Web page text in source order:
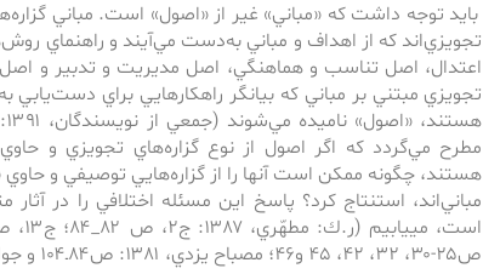
بايد توجه داشت‌ كه ‌«مباني» غير از «اصول» است. مباني
تجويزي‌اند كه ‌از اهداف و مباني به‌دست مي‌آيند و راهنماي
اعتدال، اصل تناسب و هماهنگي، اصل مديريت و تدبير و اصل
تجويزي مبتني بر مباني كه بيانگر راهكارهايي براي دست‌يابي
مطرح مي‌گردد كه اگر اصول از نوع گزاره‌هاي تجويزي و حاوي
هستند، چگونه ممكن است آن­ها را از گزاره‌هايي توصيفي و
مباني‌اند، استنتاج كرد؟ پاسخ اين مسئله اختلافي را در
ص۲۵-۳۰، ۳۲، ۴۲، ۴۵ و۴۶؛ مصباح يزدي، ۱۳۸۱: ص۸۴ـ۱۰۴ و جوادي آملي، ۱۳۷۵: ص۴۷_ ۱۳۵).